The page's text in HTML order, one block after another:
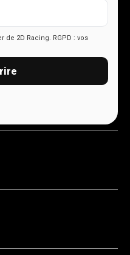
de 2D Racing. RGPD : vos